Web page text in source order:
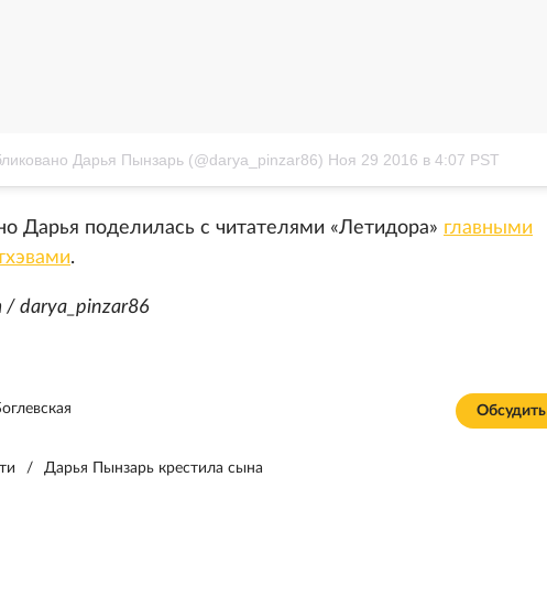
Дарья Пынзарь (@darya_pinzar86) Ноя 29 2016 в 4:07 PST
Дарья поделилась с читателями «Летидора» главными
.
darya_pinzar86
Обсудить
/ Дарья Пынзарь крестила сына